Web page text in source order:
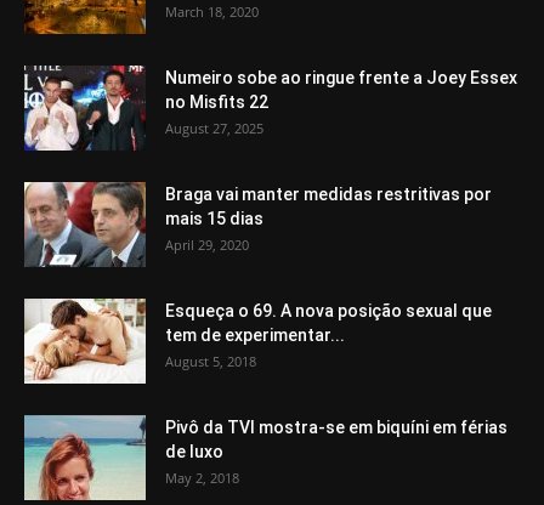
March 18, 2020
Numeiro sobe ao ringue frente a Joey Essex
no Misfits 22
August 27, 2025
Braga vai manter medidas restritivas por
mais 15 dias
April 29, 2020
Esqueça o 69. A nova posição sexual que
tem de experimentar...
August 5, 2018
Pivô da TVI mostra-se em biquíni em férias
de luxo
May 2, 2018